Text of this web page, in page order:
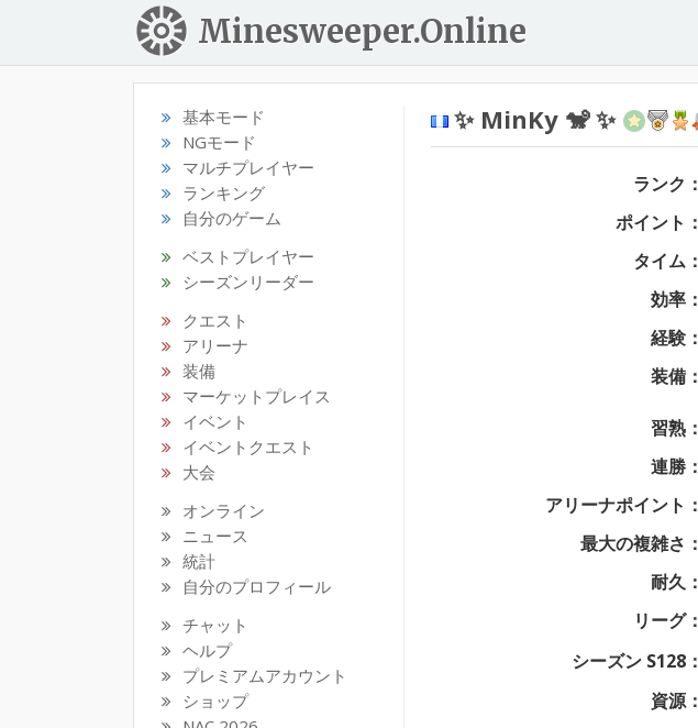
Minesweeper.Online
基本モード
NGモード
マルチプレイヤー
ランキング
自分のゲーム
ベストプレイヤー
シーズンリーダー
クエスト
アリーナ
装備
マーケットプレイス
イベント
イベントクエスト
大会
オンライン
ニュース
統計
自分のプロフィール
チャット
ヘルプ
プレミアムアカウント
ショップ
✨ MinKy 🐒 ✨
ランク：
ポイント：
タイム：
効率：
経験：
装備：
習熟：
連勝：
アリーナポイント：
最大の複雑さ：
耐久：
リーグ：
シーズン S128：
資源：